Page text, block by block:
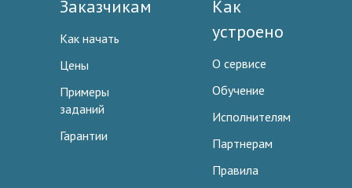
Заказчикам
Как начать
Цены
Примеры
заданий
Гарантии
Как
устроено
О сервисе
Обучение
Исполнителям
Партнерам
Правила